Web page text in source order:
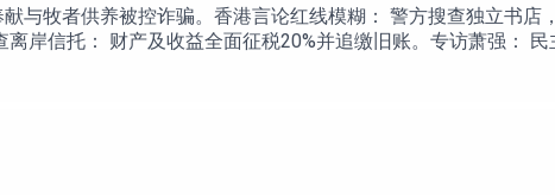
与牧者供养被控诈骗。香港言论红线模糊： 警方搜查独立书店
岸信托： 财产及收益全面征税20%并追缴旧账。专访萧强：